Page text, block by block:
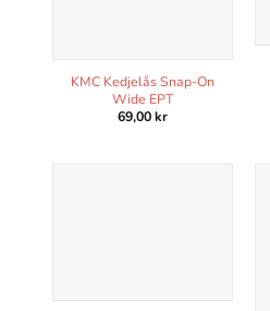
KMC Kedjelås Snap-On
Wide EPT
69,00kr